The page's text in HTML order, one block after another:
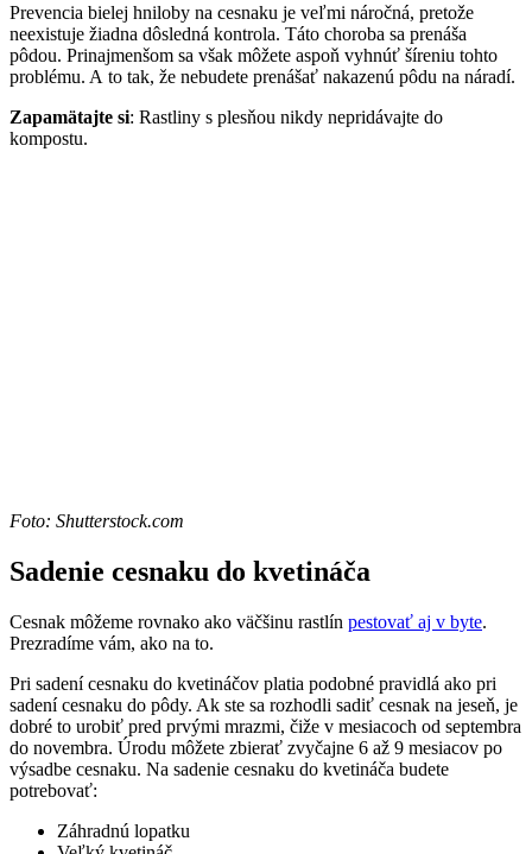
Prevencia bielej hniloby na cesnaku je veľmi náročná, pretože
neexistuje žiadna dôsledná kontrola. Táto choroba sa prenáša
pôdou. Prinajmenšom sa však môžete aspoň vyhnúť šíreniu tohto
problému. A to tak, že nebudete prenášať nakazenú pôdu na náradí.
Zapamätajte si: Rastliny s plesňou nikdy nepridávajte do
kompostu.
Foto: Shutterstock.com
Sadenie cesnaku do kvetináča
Cesnak môžeme rovnako ako väčšinu rastlín pestovať aj v byte.
Prezradíme vám, ako na to.
Pri sadení cesnaku do kvetináčov platia podobné pravidlá ako pri
sadení cesnaku do pôdy. Ak ste sa rozhodli sadiť cesnak na jeseň, je
dobré to urobiť pred prvými mrazmi, čiže v mesiacoch od septembra
do novembra. Úrodu môžete zbierať zvyčajne 6 až 9 mesiacov po
výsadbe cesnaku. Na sadenie cesnaku do kvetináča budete
potrebovať:
Záhradnú lopatku